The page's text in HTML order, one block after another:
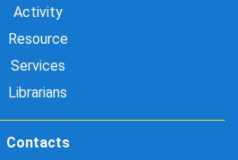
Activity
Resource
Services
Librarians
Contacts